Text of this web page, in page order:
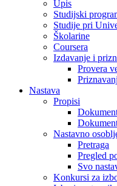
Upis
Studijski
Studije pri
Školarine
Coursera
Izdavanje i
Provera
Nastava
Propisi
Nastavno
Pretraga
Pregled
Svo
Konkursi za